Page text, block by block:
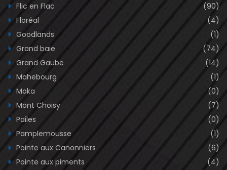
Flic en Flac
(90)
Floréal
(4)
Goodlands
(1)
Grand baie
(74)
Grand Gaube
(14)
Mahebourg
(1)
Moka
(0)
Mont Choisy
(7)
Pailes
(0)
Pamplemousse
(1)
Pointe aux Canonniers
(6)
Pointe aux piments
(4)